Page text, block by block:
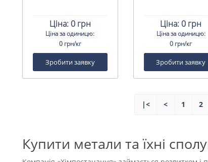
Ціна:0 грн
Ціна за одиницю:
0 грн/кг
Зробити заявку
Ціна: 0 грн
Ціна за одиницю:
0 грн/кг
Зробити заявку
|< < 1 2
Купити метали та їхні